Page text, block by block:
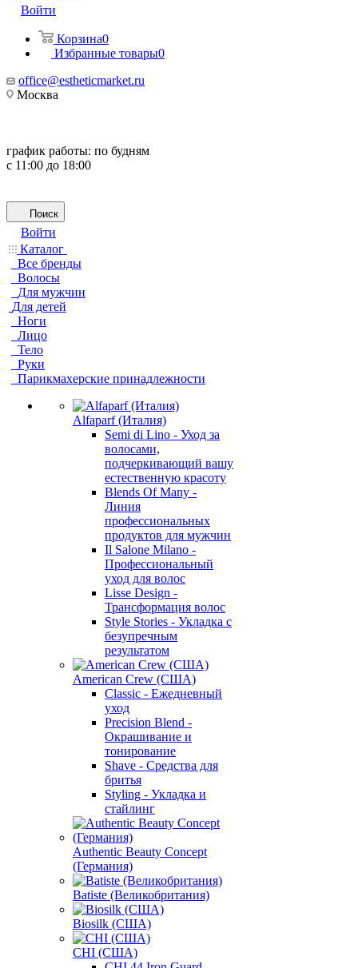
Войти
Корзина0
Избранные товары0
office@estheticmarket.ru
Москва
график работы: по будням
с 11:00 до 18:00
Поиск
Войти
Каталог
Все бренды
Волосы
Для мужчин
Для детей
Ноги
Лицо
Тело
Руки
Парикмахерские принадлежности
Alfaparf (Италия)
Semi di Lino - Уход за
волосами,
подчеркивающий вашу
естественную красоту
Blends Of Many -
Линия
профессиональных
продуктов для мужчин
Il Salone Milano -
Профессиональный
уход для волос
Lisse Design -
Трансформация волос
Style Stories - Укладка с
безупречным
результатом
American Crew (США)
Classic - Ежедневный
уход
Precision Blend -
Окрашивание и
тонирование
Shave - Средства для
бритья
Styling - Укладка и
стайлинг
Authentic Beauty Concept
(Германия)
Batiste (Великобритания)
Biosilk (США)
CHI (США)